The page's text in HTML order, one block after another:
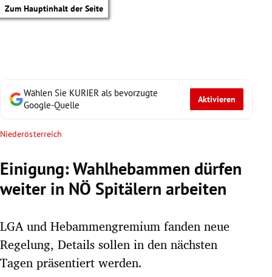
Zum Hauptinhalt der Seite
Untermenü
Wählen Sie KURIER als bevorzugte
Google-Quelle
Aktivieren
Niederösterreich
Einigung: Wahlhebammen dürfen
weiter in NÖ Spitälern arbeiten
LGA und Hebammengremium fanden neue
Regelung, Details sollen in den nächsten
Tagen präsentiert werden.